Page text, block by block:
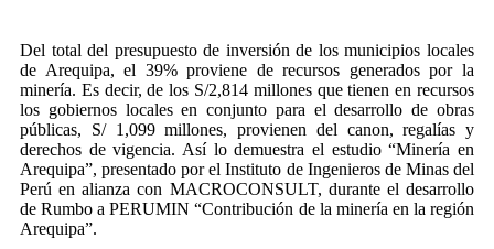
Del total del presupuesto de inversión de los municipios locales
de Arequipa, el 39% proviene de recursos generados por la
minería. Es decir, de los S/2,814 millones que tienen en recursos
los gobiernos locales en conjunto para el desarrollo de obras
públicas, S/ 1,099 millones, provienen del canon, regalías y
derechos de vigencia. Así lo demuestra el estudio “Minería en
Arequipa”, presentado por el Instituto de Ingenieros de Minas del
Perú en alianza con MACROCONSULT, durante el desarrollo
de Rumbo a PERUMIN “Contribución de la minería en la región
Arequipa”.